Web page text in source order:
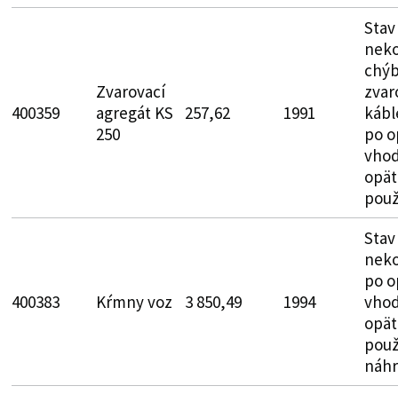
400359
Zvarovací
agregát KS
250
257,62 1991
Stav
po
400383 Kŕmny voz 3 850,49 1994
Stav
po